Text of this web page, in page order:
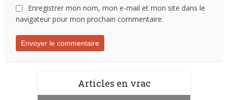
Enregistrer mon nom, mon e-mail et mon site dans le
navigateur pour mon prochain commentaire.
Articles en vrac